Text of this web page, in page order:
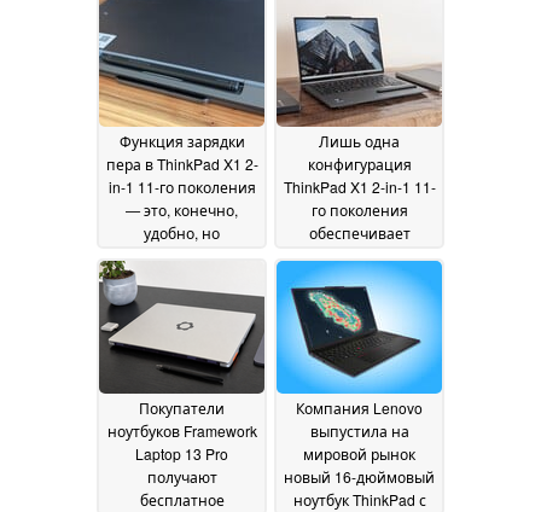
дисплеем яркостью
1 100 нит и 48 ГБ
видеопамяти
01 July
2026
Функция зарядки
пера в ThinkPad X1 2-
in-1 11-го поколения
— это, конечно,
удобно, но
очевидны
Лишь одна
конфигурация
ThinkPad X1 2-in-1 11-
го поколения
обеспечивает
повышение
производительности
графической
системы28 June 2026
Покупатели
ноутбуков Framework
Laptop 13 Pro
получают
бесплатное
Компания Lenovo
выпустила на
мировой рынок
новый 16-дюймовый
ноутбук ThinkPad с